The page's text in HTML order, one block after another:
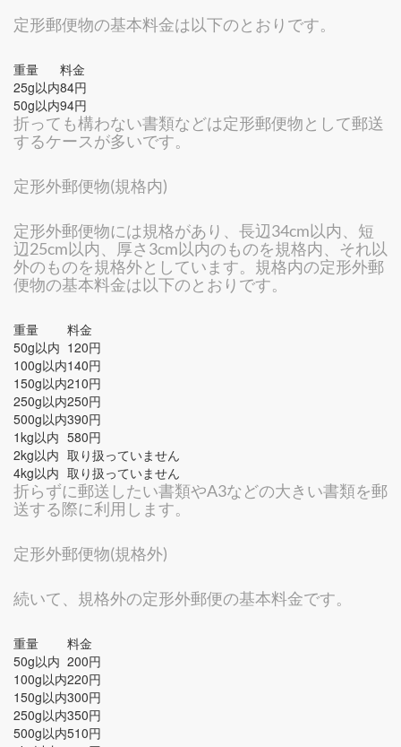
定形郵便物の基本料金は以下のとおりです。
重量
料金
25g以内84円
50g以内94円
折っても構わない書類などは定形郵便物として郵送
するケースが多いです。
定形外郵便物(規格内)
定形外郵便物には規格があり、長辺34cm以内、短
辺25cm以内、厚さ3cm以内のものを規格内、それ以
外のものを規格外としています。規格内の定形外郵
便物の基本料金は以下のとおりです。
重量
料金
50g以内 120円
100g以内140円
150g以内210円
250g以内250円
500g以内390円
1kg以内 580円
2kg以内 取り扱っていません
4kg以内 取り扱っていません
折らずに郵送したい書類やA3などの大きい書類を郵
送する際に利用します。
定形外郵便物(規格外)
続いて、規格外の定形外郵便の基本料金です。
重量
料金
50g以内 200円
100g以内220円
150g以内300円
250g以内350円
500g以内510円